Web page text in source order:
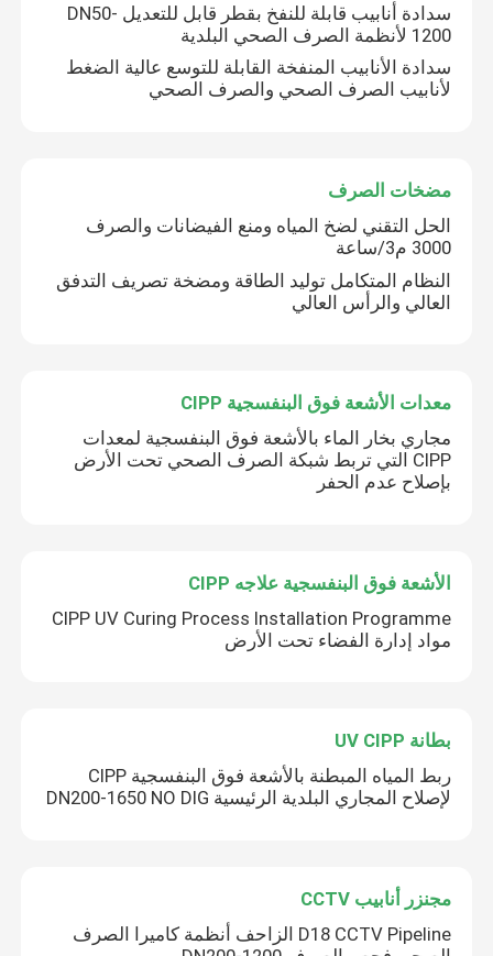
سدادة أنابيب قابلة للنفخ بقطر قابل للتعديل DN50-
1200 لأنظمة الصرف الصحي البلدية
سدادة الأنابيب المنفخة القابلة للتوسع عالية الضغط
لأنابيب الصرف الصحي والصرف الصحي
مضخات الصرف
الحل التقني لضخ المياه ومنع الفيضانات والصرف
3000 م3/ساعة
النظام المتكامل توليد الطاقة ومضخة تصريف التدفق
العالي والرأس العالي
معدات الأشعة فوق البنفسجية CIPP
مجاري بخار الماء بالأشعة فوق البنفسجية لمعدات
CIPP التي تربط شبكة الصرف الصحي تحت الأرض
بإصلاح عدم الحفر
الأشعة فوق البنفسجية علاجه CIPP
CIPP UV Curing Process Installation Programme
مواد إدارة الفضاء تحت الأرض
بطانة UV CIPP
ربط المياه المبطنة بالأشعة فوق البنفسجية CIPP
لإصلاح المجاري البلدية الرئيسية DN200-1650 NO DIG
مجنزر أنابيب CCTV
D18 CCTV Pipeline الزاحف أنظمة كاميرا الصرف